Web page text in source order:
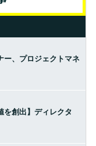
ー、プロジェクトマネ
を創出】ディレクタ